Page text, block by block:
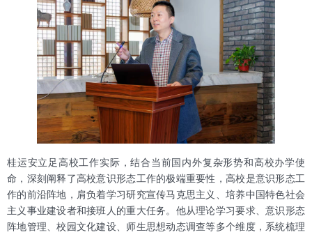
桂运安立足高校工作实际，结合当前国内外复杂形势和高校办学使
命，深刻阐释了高校意识形态工作的极端重要性，高校是意识形态工
作的前沿阵地，肩负着学习研究宣传马克思主义、培养中国特色社会
主义事业建设者和接班人的重大任务。他从理论学习要求、意识形态
阵地管理、校园文化建设、师生思想动态调查等多个维度，系统梳理